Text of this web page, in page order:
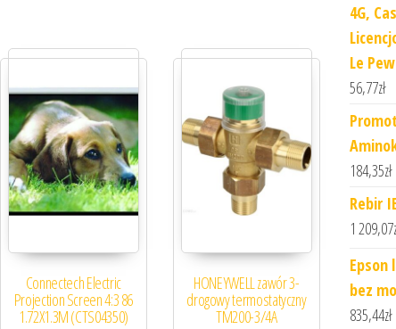
Connectech Electric
Projection Screen 4:3 86
1.72X1.3M (CTS04350)
HONEYWELL zawór 3-
drogowy termostatyczny
TM200-3/4A
4G,
Le
56,77zł
184,35zł
Rebir
1 209,07
Epson
bez
835,44zł